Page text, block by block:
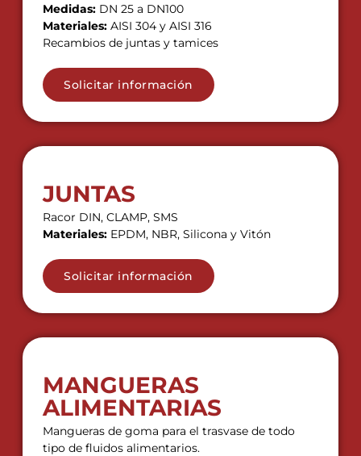
Medidas: DN 25 a DN100
Materiales: AISI 304 y AISI 316
Recambios de juntas y tamices
Solicitar información
JUNTAS
Racor DIN, CLAMP, SMS
Materiales: EPDM, NBR, Silicona y Vitón
Solicitar información
MANGUERAS
ALIMENTARIAS
Mangueras de goma para el trasvase de todo
tipo de fluidos alimentarios.